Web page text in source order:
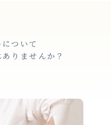
ついて
りませんか？